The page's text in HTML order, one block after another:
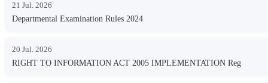
21 Jul. 2026
Departmental Examination Rules 2024
20 Jul. 2026
RIGHT TO INFORMATION ACT 2005 IMPLEMENTATION Reg